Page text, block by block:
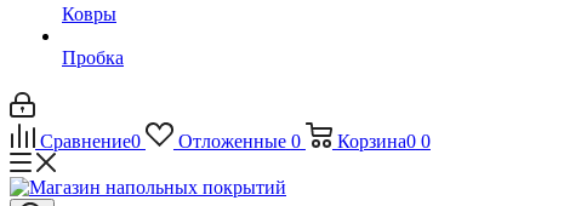
Ковры
Пробка
Сравнение0 Отложенные 0 Корзина0 0